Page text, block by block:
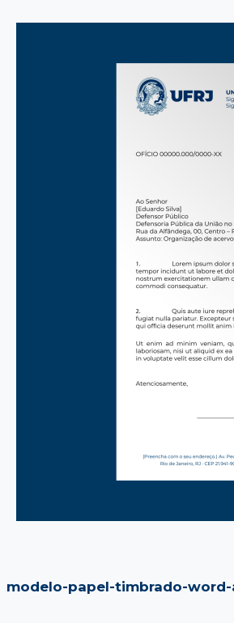
modelo-papel-timbrado-word-